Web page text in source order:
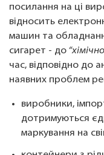
посилання на ці
відносить
машин та
сигарет - до
час, відповідно до
наявних проблем
виробники,
дотримуються
маркування на